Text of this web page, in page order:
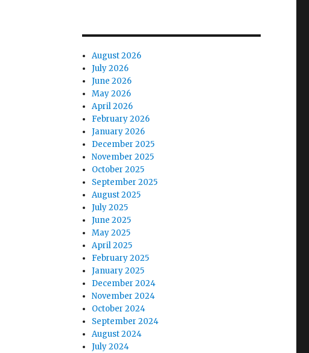
August 2026
July 2026
June 2026
May 2026
April 2026
February 2026
January 2026
December 2025
November 2025
October 2025
September 2025
August 2025
July 2025
June 2025
May 2025
April 2025
February 2025
January 2025
December 2024
November 2024
October 2024
September 2024
August 2024
July 2024